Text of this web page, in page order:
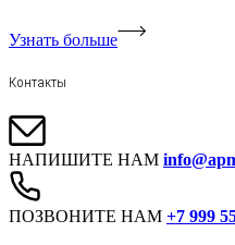
Узнать больше
Контакты
НАПИШИТЕ НАМ
ПОЗВОНИТЕ НАМ +7 999